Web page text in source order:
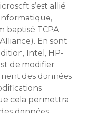
s’est allié
baptisé TCPA
En sont
Intel, HP-
de modifier
des données
cela permettra
données